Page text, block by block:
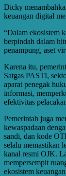
Dicky
keuangan digital
“Dalam ekosistem
berpindah dalam
penampung, aset
Karena itu,
Satgas PASTI,
aparat penegak
informasi,
efektivitas
Pemerintah juga
kewaspadaan
sandi, dan kode
selalu memastikan
kanal resmi OJK.
mempersempit
ekosistem